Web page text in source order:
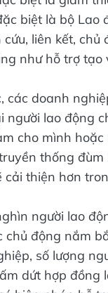
biệt là giảm
biệt là bộ Lao
liên kết, chủ
như hỗ trợ
các doanh
lao động
cho mình
thống
thiện hơn
người lao
động nắm
số lượng
dứt hợp đồng